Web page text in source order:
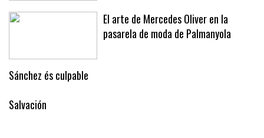
El arte de Mercedes Oliver en la
pasarela de moda de Palmanyola
Sánchez és culpable
Salvación